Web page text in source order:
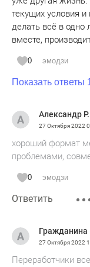
текущих условия
делать всё в одно
вместе,
0 эмодзи
Показать ответы
Александр Р.
27 Октября 2022
хороший формат
проблемами,
0 эмодзи
Ответить
Гражданина
27 Октября 2022
Переработчики